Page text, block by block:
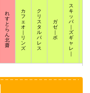
れ
す
と
ら
ん
北
齋
カ
フ
ェ
オ
リ
ン
ズ
ク
リ
ス
タ
ル
パ
レ
ス
ガ
ゼ
ボ
ス
キ
ッ
パ
ズ
ギ
ャ
レ